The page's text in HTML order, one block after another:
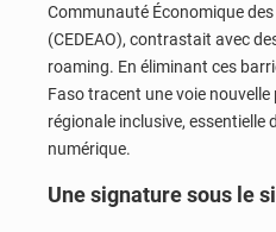
Communauté Économique des
(CEDEAO), contrastait avec
roaming. En éliminant ces
Faso tracent une voie
régionale inclusive, essentielle
numérique.
Une signature sous le